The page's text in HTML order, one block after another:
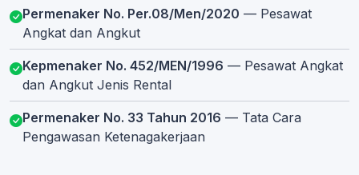
Permenaker No. Per.08/Men/2020 — Pesawat
Angkat dan Angkut
Kepmenaker No. 452/MEN/1996 — Pesawat Angkat
dan Angkut Jenis Rental
Permenaker No. 33 Tahun 2016 — Tata Cara
Pengawasan Ketenagakerjaan